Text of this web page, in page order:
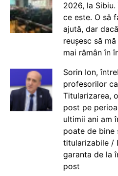
2026, la
ce este. O să
ajută, dar
reușesc să
mai rămân în
Sorin Ion,
profesorilor
Titularizarea,
post pe
ultimii ani am
poate de bine
titularizabile /
garanta de la
post